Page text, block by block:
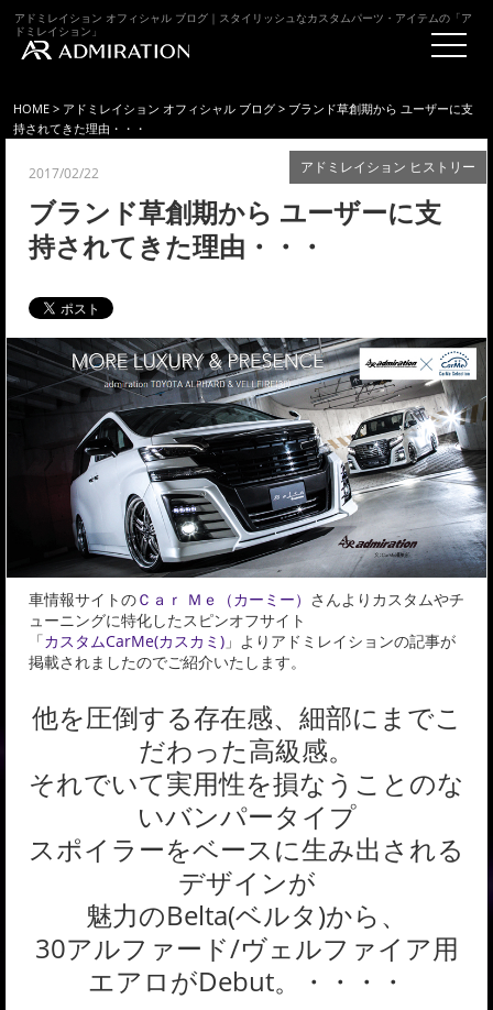
アドミレイション オフィシャル ブログ｜スタイリッシュなカスタムパーツ・アイテムの「ア
ドミレイション」
HOME > アドミレイション オフィシャル ブログ > ブランド草創期から ユーザーに支
持されてきた理由・・・
アドミレイション ヒストリー
2017/02/22
ブランド草創期から ユーザーに支
持されてきた理由・・・
車情報サイトのＣａｒ Ｍｅ（カーミー） さんよりカスタムやチ
ューニングに特化したスピンオフサイト
「カスタムCarMe(カスカミ) 」よりアドミレイションの記事が
掲載されましたのでご紹介いたします。
他を圧倒する存在感、細部にまでこ
だわった高級感。
それでいて実用性を損なうことのな
いバンパータイプ
スポイラーをベースに生み出される
デザインが
魅力のBelta(ベルタ)から、
30アルファード/ヴェルファイア用
エアロがDebut。・・・・